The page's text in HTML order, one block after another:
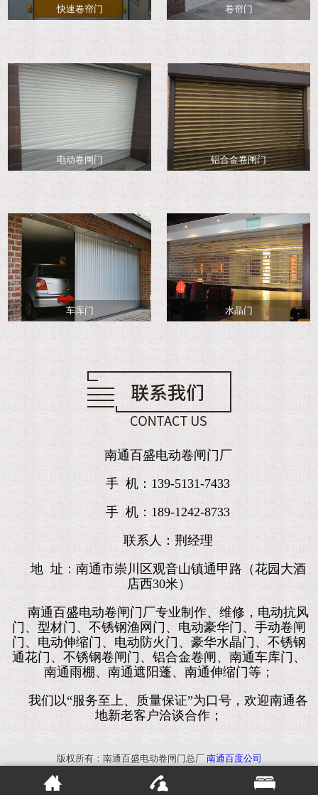
快速卷帘门 卷帘门
电动卷闸门 铝合金卷闸门
车库门 水晶门
南通百盛电动卷闸门厂
手 机：139-5131-7433
手 机：189-1242-8733
联系人：荆经理
地 址：南通市崇川区观音山镇通甲路（花园大酒
店西30米）
南通百盛电动卷闸门厂专业制作、维修，电动抗风
门、型材门、不锈钢渔网门、电动豪华门、手动卷闸
门、电动伸缩门、电动防火门、豪华水晶门、不锈钢
通花门、不锈钢卷闸门、铝合金卷闸、南通车库门、
南通雨棚、南通遮阳蓬、南通伸缩门等；
我们以“服务至上、质量保证”为口号，欢迎南通各
地新老客户洽谈合作；
版权所有：南通百盛电动卷闸门总厂 南通百度公司